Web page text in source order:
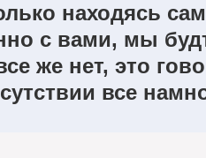
находясь
с вами, мы
же нет, это
все